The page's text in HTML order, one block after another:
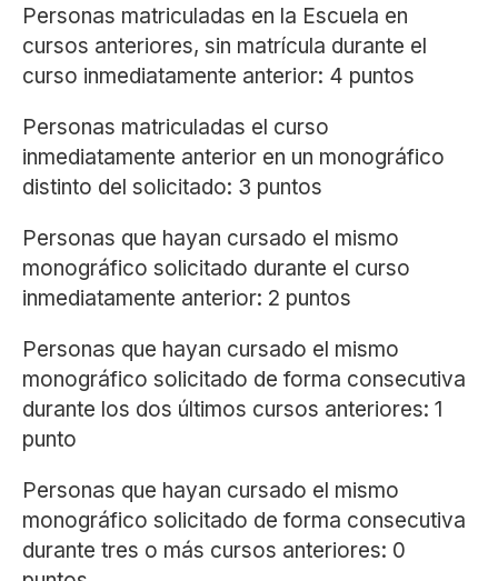
Personas matriculadas en la Escuela en
cursos anteriores, sin matrícula durante el
curso inmediatamente anterior: 4 puntos
Personas matriculadas el curso
inmediatamente anterior en un monográfico
distinto del solicitado: 3 puntos
Personas que hayan cursado el mismo
monográfico solicitado durante el curso
inmediatamente anterior: 2 puntos
Personas que hayan cursado el mismo
monográfico solicitado de forma consecutiva
durante los dos últimos cursos anteriores: 1
punto
Personas que hayan cursado el mismo
monográfico solicitado de forma consecutiva
durante tres o más cursos anteriores: 0